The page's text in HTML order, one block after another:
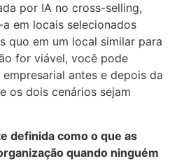
por IA no cross-selling,
em locais selecionados
quo em um local similar para
for viável, você pode
antes e depois da
os dois cenários sejam
definida como o que as
quando ninguém